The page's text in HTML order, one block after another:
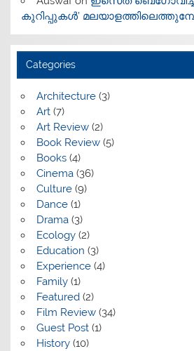
കുറിപ്പുകൾ’
Categories
Architecture(3)
Art(7)
Art Review(2)
Book Review(5)
Books(4)
Cinema(36)
Culture(9)
Dance(1)
Drama(3)
Ecology(2)
Education (3)
Experience(4)
Family(1)
Featured(2)
Film Review(34)
Guest Post(1)
History(10)